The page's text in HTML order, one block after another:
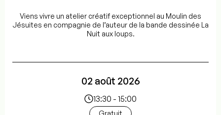
Viens vivre un atelier créatif exceptionnel au Moulin des
Jésuites en compagnie de l’auteur de la bande dessinée La
Nuit aux loups.
02 août 2026
13:30 - 15:00